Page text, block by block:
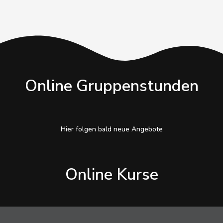
Online Gruppenstunden
Hier folgen bald neue Angebote
Online Kurse